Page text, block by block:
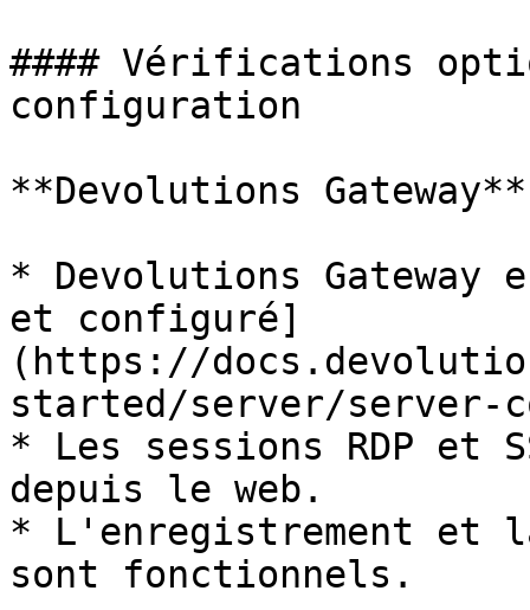
#### Vérifications
configuration
**Devolutions Gateway**
* Devolutions
et configuré]
(https://
started/server/
* Les sessions RDP et
depuis le web.
* L'enregistrement et
sont fonctionnels.